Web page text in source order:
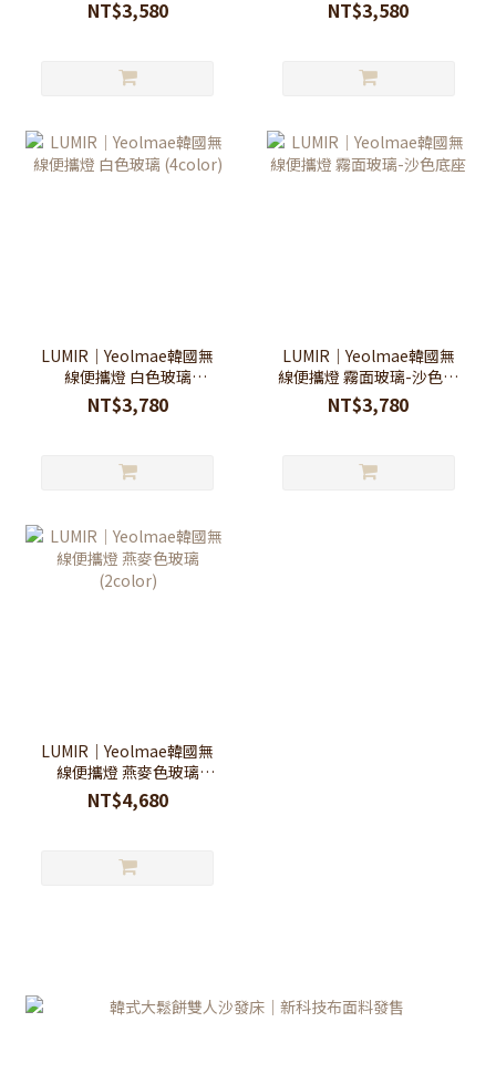
NT$3,580 NT$3,580
LUMIR｜Yeolmae韓國無
線便攜燈 白色玻璃
(4color)
NT$3,780
LUMIR｜Yeolmae韓國無
線便攜燈 霧面玻璃-沙色底
座
NT$3,780
LUMIR｜Yeolmae韓國無
線便攜燈 燕麥色玻璃
(2color)
NT$4,680